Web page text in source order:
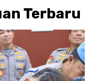
Terbaru